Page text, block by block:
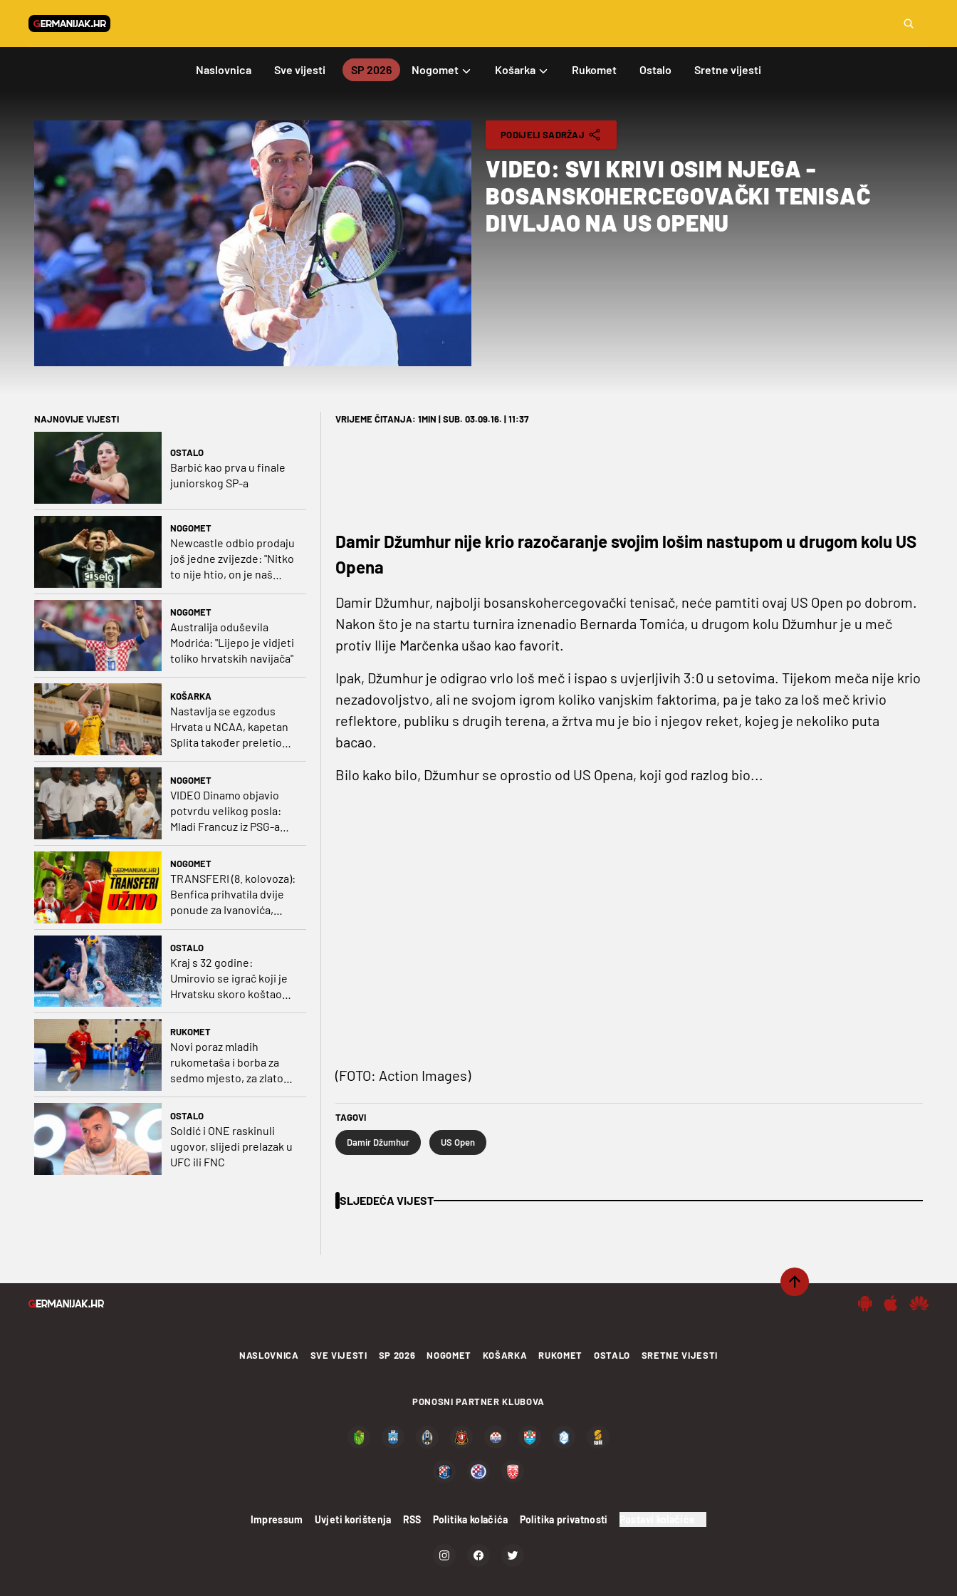
Naslovnica Sve vijesti SP 2026 Nogomet Košarka Rukomet Ostalo Sretne vijesti
PODIJELI SADRŽAJ
VIDEO: SVI KRIVI OSIM NJEGA -
BOSANSKOHERCEGOVAČKI TENISAČ
DIVLJAO NA US OPENU
NAJNOVIJE VIJESTI
OSTALO
Barbić kao prva u finale
juniorskog SP-a
NOGOMET
Newcastle odbio prodaju
još jedne zvijezde: "Nitko
to nije htio, on je naš
NOGOMET
Australija oduševila
Modrića: "Lijepo je vidjeti
toliko hrvatskih navijača"
KOŠARKA
Nastavlja se egzodus
Hrvata u NCAA, kapetan
Splita također preletio
Atlantik
NOGOMET
VIDEO Dinamo objavio
potvrdu velikog posla:
Mladi Francuz iz PSG-a
NOGOMET
TRANSFERI (8. kolovoza):
Benfica prihvatila dvije
ponude za Ivanovića,
OSTALO
Kraj s 32 godine:
Umirovio se igrač koji je
Hrvatsku skoro koštao
svjetskog zlata
RUKOMET
Novi poraz mladih
rukometaša i borba za
sedmo mjesto, za zlato
OSTALO
Soldić i ONE raskinuli
ugovor, slijedi prelazak u
UFC ili FNC
VRIJEME ČITANJA: 1MIN | SUB. 03.09.16. | 11:37
Damir Džumhur nije krio razočaranje svojim lošim nastupom u drugom kolu US
Opena
Damir Džumhur, najbolji bosanskohercegovački tenisač, neće pamtiti ovaj US Open po dobrom.
Nakon što je na startu turnira iznenadio Bernarda Tomića, u drugom kolu Džumhur je u meč
protiv Ilije Marčenka ušao kao favorit.
Ipak, Džumhur je odigrao vrlo loš meč i ispao s uvjerljivih 3:0 u setovima. Tijekom meča nije krio
nezadovoljstvo, ali ne svojom igrom koliko vanjskim faktorima, pa je tako za loš meč krivio
reflektore, publiku s drugih terena, a žrtva mu je bio i njegov reket, kojeg je nekoliko puta
bacao.
Bilo kako bilo, Džumhur se oprostio od US Opena, koji god razlog bio...
(FOTO: Action Images)
TAGOVI
Damir Džumhur US Open
SLJEDEĆA VIJEST
NASLOVNICA SVE VIJESTI SP 2026 NOGOMET KOŠARKA RUKOMET OSTALO SRETNE VIJESTI
PONOSNI PARTNER KLUBOVA
Impressum Uvjeti korištenja RSS Politika kolačića Politika privatnosti